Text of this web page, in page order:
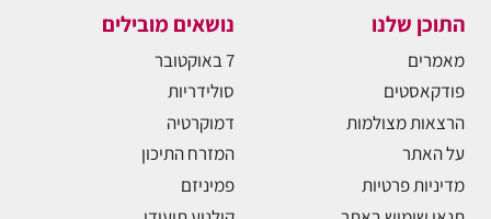
התוכן שלנו
מאמרים
פודקאסטים
הרצאות מצולמות
על האתר
מדיניות פרטיות
נושאים מובילים
7 באוקטובר
סולידריות
דמוקרטיה
המזרח התיכון
פמיניזם